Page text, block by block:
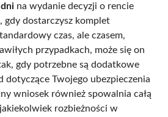
na wydanie decyzji o rencie
gdy dostarczysz komplet
czas, ale czasem,
przypadkach, może się on
gdy potrzebne są dodatkowe
dotyczące Twojego ubezpieczenia
wniosek również spowalnia całą
rozbieżności w